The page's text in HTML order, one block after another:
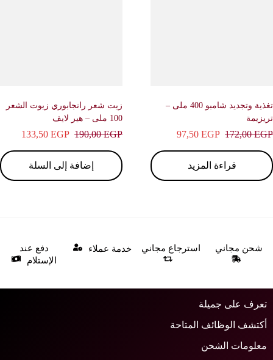
تغذية وتجديد شامبو 400 ملى –
172,00
97,50EGP
قراءة المزيد
زيت شعر رانجابوري زيوت الشعر
100 ملى – هير لايف
190,00EGP
133,50EGP
إضافة إلى السلة
شحن مجاني استرجاع مجاني خدمة عملاء
دفع عند
الإستلام
على جميلة
الوظائف المتاحة
الشحن